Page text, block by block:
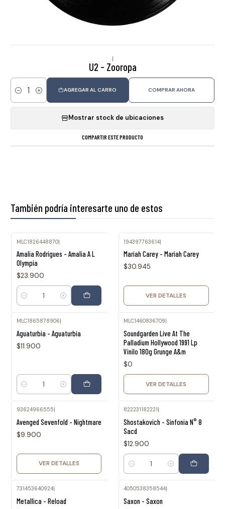
|
U2 - Zooropa
Cantidad
AGREGAR AL CARRO COMPRAR AHORA
Mostrar stock de ubicaciones
COMPARTIR ESTE PRODUCTO
También podría interesarte uno de estos
MLC1826448870|
Amalia Rodrigues - Amalia A L
Olympia
$23.900
Cantidad
194397763614|
Mariah Carey - Mariah Carey
$30.945
VER DETALLES
MLC1865878906
Aguaturbia - Aguaturbia
$11.900
Cantidad
MLC1460836709
Soundgarden Live At The
Palladium Hollywood 1991 Lp
Vinilo 180g Grunge A&m
$0
VER DETALLES
93624966555|
Avenged Sevenfold - Nightmare
$9.900
VER DETALLES
822231182221|
Shostakovich - Sinfonia N° 8
Sacd
$12.900
Cantidad
731453640924|
Metallica - Reload
4050538358544
Saxon - Saxon